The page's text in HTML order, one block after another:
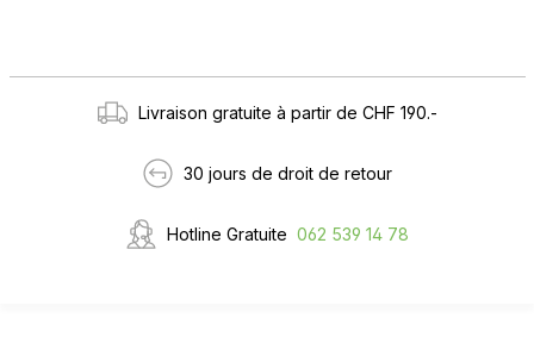
Livraison gratuite à partir de CHF 190.-
30 jours de droit de retour
Hotline Gratuite 062 539 14 78